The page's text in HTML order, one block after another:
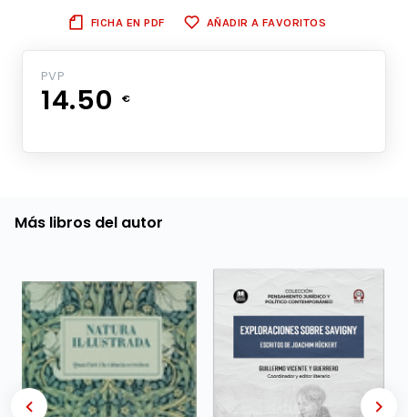
FICHA EN PDF AÑADIR A FAVORITOS
PVP
14.50 €
Más libros del autor